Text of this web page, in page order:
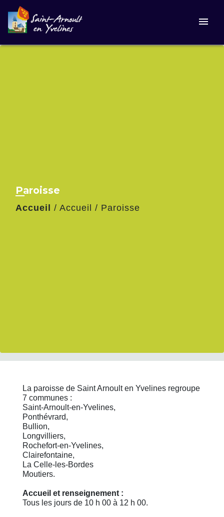
menu
Paroisse
Accueil / Accueil / Paroisse
La paroisse de Saint Arnoult en Yvelines regroupe
7 communes :
Saint-Arnoult-en-Yvelines,
Ponthévrard,
Bullion,
Longvilliers,
Rochefort-en-Yvelines,
Clairefontaine,
La Celle-les-Bordes
Moutiers.
Accueil et renseignement :
Tous les jours de 10 h 00 à 12 h 00.